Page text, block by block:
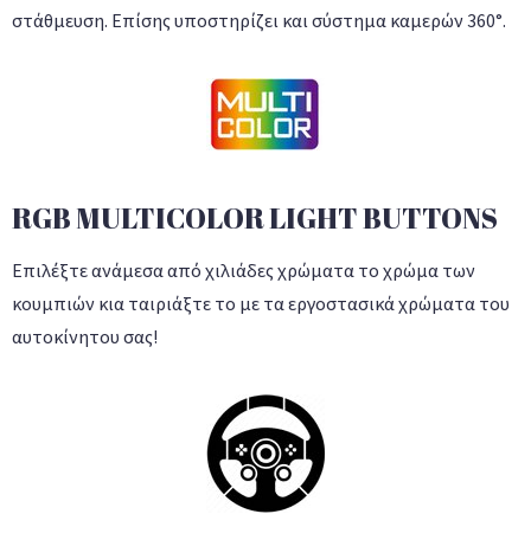
στάθμευση. Επίσης υποστηρίζει και σύστημα καμερών 360°.
RGB MULTICOLOR LIGHT BUTTONS
Επιλέξτε ανάμεσα από χιλιάδες χρώματα το χρώμα των
κουμπιών κια ταιριάξτε το με τα εργοστασικά χρώματα του
αυτοκίνητου σας!